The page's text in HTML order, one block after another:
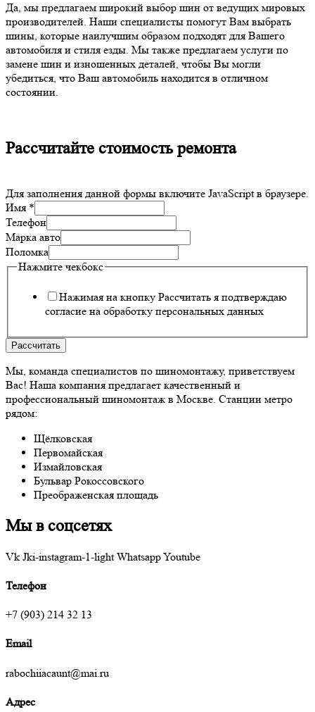
Да, мы предлагаем широкий выбор шин от ведущих мировых
производителей. Наши специалисты помогут Вам выбрать
шины, которые наилучшим образом подходят для Вашего
автомобиля и стиля езды. Мы также предлагаем услуги по
замене шин и изношенных деталей, чтобы Вы могли
убедиться, что Ваш автомобиль находится в отличном
состоянии.
Рассчитайте стоимость ремонта
Для заполнения данной формы включите JavaScript в браузере.
Имя *
Телефон
Марка авто
Поломка
Нажмите чекбокс
Нажимая на кнопку Рассчитать я подтверждаю
согласие на обработку персональных данных
Рассчитать
Мы, команда специалистов по шиномонтажу, приветствуем
Вас! Наша компания предлагает качественный и
профессиональный шиномонтаж в Москве. Станции метро
рядом:
Щёлковская
Первомайская
Измайловская
Бульвар Рокоссовского
Преображенская площадь
Мы в соцсетях
Vk Jki-instagram-1-light WhatsappYoutube
Телефон
+7 (903) 214 32 13
Email
rabochiiacaunt@mai.ru
Адрес